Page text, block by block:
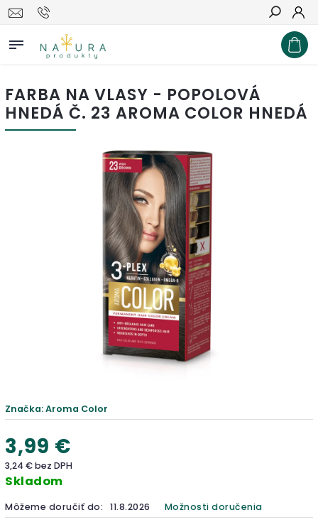
Hľadať
FARBA NA VLASY - POPOLOVÁ
HNEDÁ Č. 23 AROMA COLOR HNEDÁ
Značka:Aroma Color
3,99 €
3,24 € bez DPH
Skladom
Môžeme doručiť do: 11.8.2026 Možnosti doručenia